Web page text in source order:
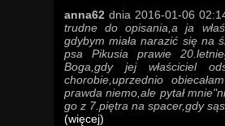
anna62 dnia 2016-01-06
trudne do opisania,a ja
gdybym miała narazić się na
psa Pikusia prawie
Boga,gdy jej właściciel
chorobie,uprzednio
prawda niemo,ale pytał
go z 7.piętra na spacer,gdy
(więcej)